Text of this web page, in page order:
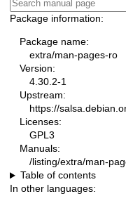
Package information:
Package name:
extra/man-pages-ro
Version:
4.30.2-1
Upstream:
https://
Licenses:
GPL3
Manuals:
/listing/extra/man-
Table of contents
In other languages: